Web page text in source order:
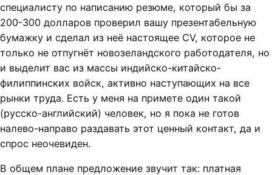
специалисту по написанию резюме, который бы за
200-300 долларов проверил вашу презентабельную
бумажку и сделал из неё настоящее CV, которое не
только не отпугнёт новозеландского работодателя, но
и выделит вас из массы индийско-китайско-
филиппинских войск, активно наступающих на все
рынки труда. Есть у меня на примете один такой
(русско-английский) человек, но я пока не готов
налево-направо раздавать этот ценный контакт, да и
спрос неочевиден.
В общем плане предложение звучит так: платная